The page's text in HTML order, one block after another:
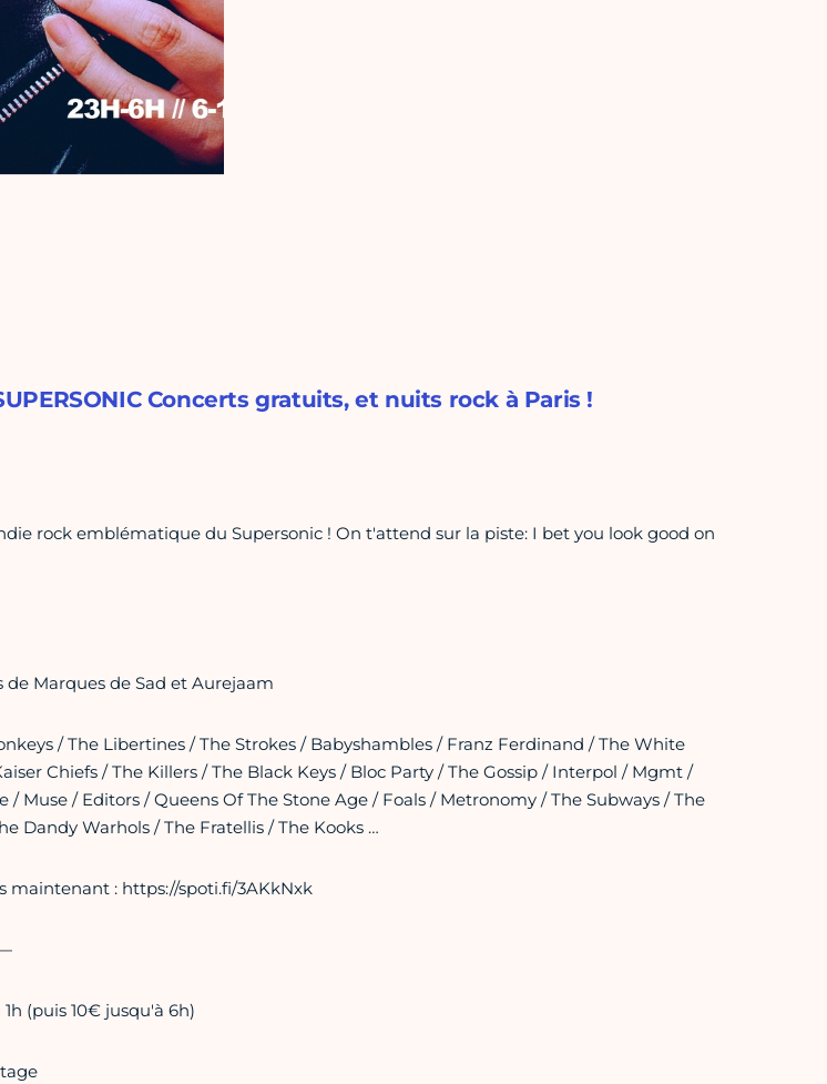
Concerts gratuits, et nuits rock à Paris !
rock emblématique du Supersonic ! On t'attend sur la piste: I bet you look good on
de Marques de Sad et Aurejaam
/ The Libertines / The Strokes / Babyshambles / Franz Ferdinand / The White
Chiefs / The Killers / The Black Keys / Bloc Party / The Gossip / Interpol / Mgmt /
/ Muse / Editors / Queens Of The Stone Age / Foals / Metronomy / The Subways / The
Dandy Warhols / The Fratellis / The Kooks …
maintenant : https://spoti.fi/3AKkNxk
(puis 10€ jusqu'à 6h)